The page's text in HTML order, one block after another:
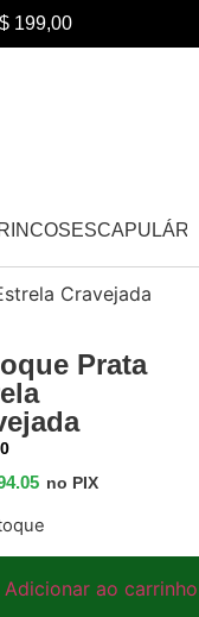
199,00
Cravejada
Prata
no PIX
Adicionar ao carrinho